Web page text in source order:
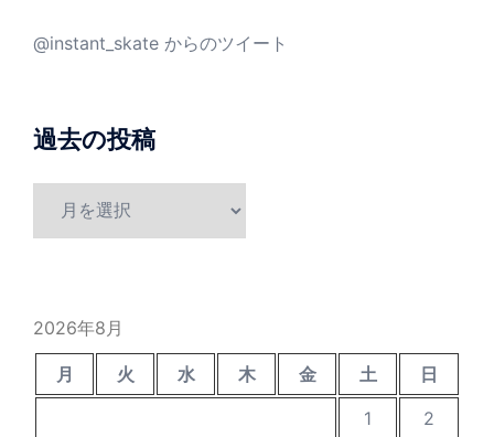
@instant_skate からのツイート
過去の投稿
2026年8月
月 火 水 木 金 土
日
1
2